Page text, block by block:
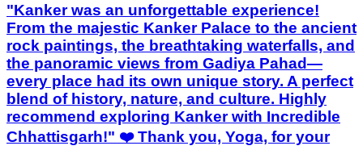
"Kanker was an unforgettable experience!
From the majestic Kanker Palace to the ancient
rock paintings, the breathtaking waterfalls, and
the panoramic views from Gadiya Pahad—
every place had its own unique story. A perfect
blend of history, nature, and culture. Highly
recommend exploring Kanker with Incredible
Chhattisgarh!" ❤️ Thank you, Yoga, for your